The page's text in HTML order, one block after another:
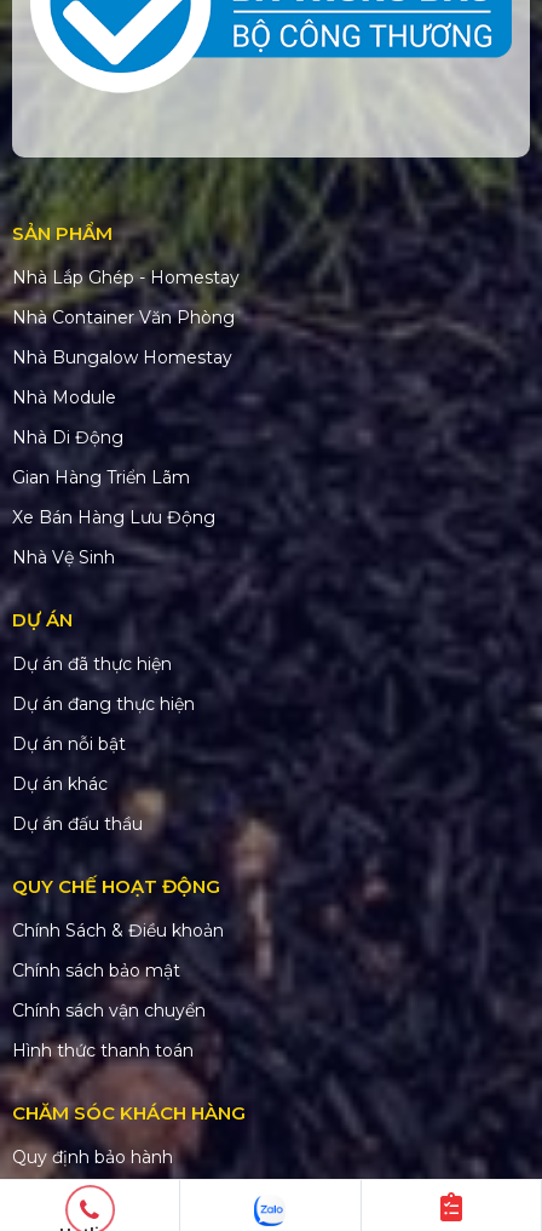
SẢN PHẨM
Nhà Lắp Ghép - Homestay
Nhà Container Văn Phòng
Nhà Bungalow Homestay
Nhà Module
Nhà Di Động
Gian Hàng Triển Lãm
Xe Bán Hàng Lưu Động
Nhà Vệ Sinh
DỰ ÁN
Dự án đã thực hiện
Dự án đang thực hiện
Dự án nỗi bật
Dự án khác
Dự án đấu thầu
QUY CHẾ HOẠT ĐỘNG
Chính Sách & Điều khoản
Chính sách bảo mật
Chính sách vận chuyển
Hình thức thanh toán
CHĂM SÓC KHÁCH HÀNG
Quy định bảo hành
Chính sách bán hàng